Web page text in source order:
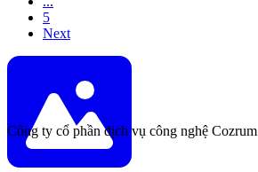
5
Next
Công ty cổ phần dịch vụ công nghệ Cozrum